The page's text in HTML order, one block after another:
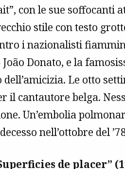
con le sue soffocanti
stile con testo
i nazionalisti
Donato, e la
Le otto
il cantautore belga.
Un’embolia
nell’ottobre del
de placer”